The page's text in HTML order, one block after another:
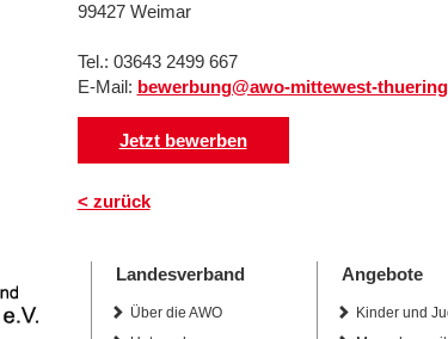
99427 Weimar
Tel.: 03643 2499 667
E-Mail: bewerbung@awo-mittewest-
Jetzt bewerben
< zurück
Landesverband
Über die AWO
Angebote
Kinder und